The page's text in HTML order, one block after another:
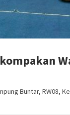
Buntar, RW08,